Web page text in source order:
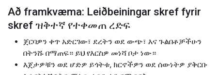
Að framkvæma: Leiðbeiningar skref fyrir
skref ዝቅተኛ የተቀመጠ ረድፍ
ጀርባዎን ቀጥ አድርገው፣ ደረትን ወደ ውጭ፣ እና ጉልበቶቻችሁን
በትንሹ በማጠፍ። ይህ የእርስዎ መነሻ ቦታ ነው።
እጀታዎቹን ወደ ሆድዎ ይጎትቱ, ክርኖችዎን ወደ ሰውነትዎ ያቅርቡ